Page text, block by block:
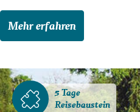
Mehr erfahren
5 Tage
Reisebaustein